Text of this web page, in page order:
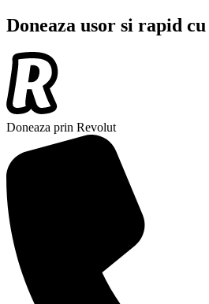
Doneaza usor si rapid
Doneaza prin Revolut